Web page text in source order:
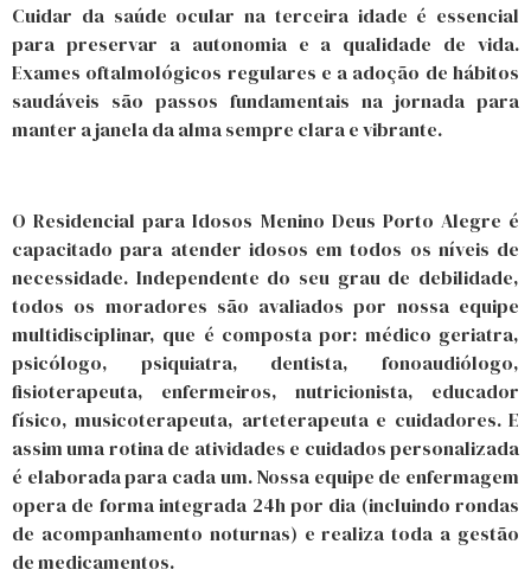
Cuidar da saúde ocular na terceira idade é essencial
para preservar a autonomia e a qualidade de vida.
Exames oftalmológicos regulares e a adoção de hábitos
saudáveis são passos fundamentais na jornada para
manter a janela da alma sempre clara e vibrante.
O Residencial para Idosos Menino Deus Porto Alegre é
capacitado para atender idosos em todos os níveis de
necessidade. Independente do seu grau de debilidade,
todos os moradores são avaliados por nossa equipe
multidisciplinar, que é composta por: médico geriatra,
psicólogo, psiquiatra, dentista, fonoaudiólogo,
fisioterapeuta, enfermeiros, nutricionista, educador
físico, musicoterapeuta, arteterapeuta e cuidadores. E
assim uma rotina de atividades e cuidados personalizada
é elaborada para cada um. Nossa equipe de enfermagem
opera de forma integrada 24h por dia (incluindo rondas
de acompanhamento noturnas) e realiza toda a gestão
de medicamentos.